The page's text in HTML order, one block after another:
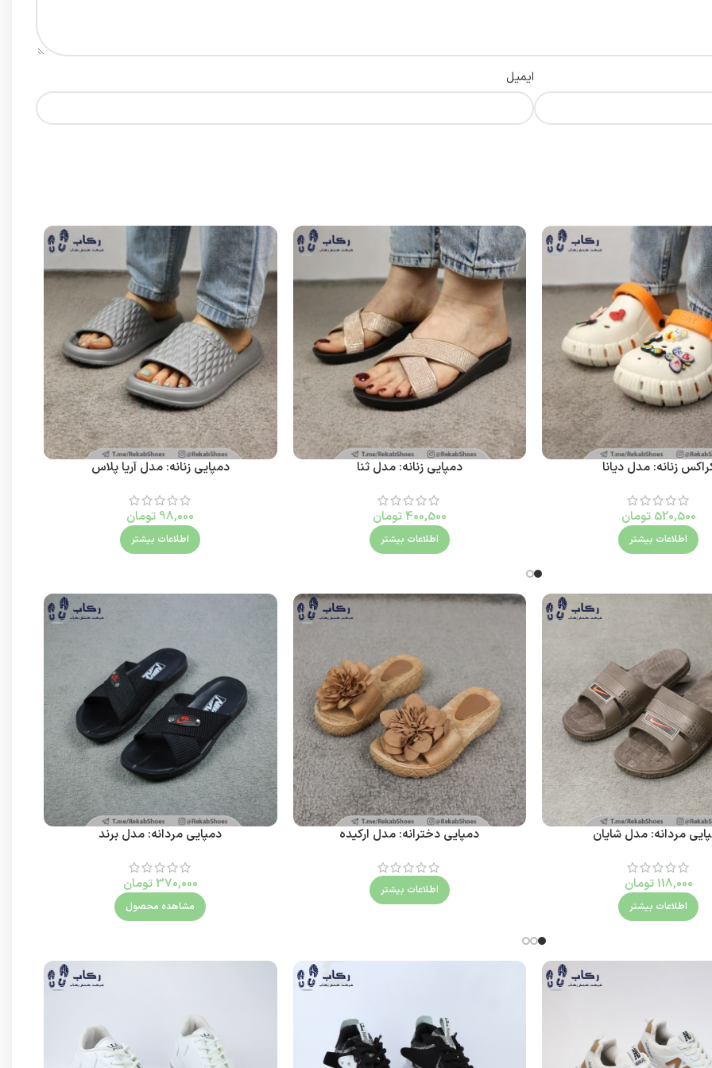
ایمیل
زنانه: مدل دیانا
520,500 تومان
اطلاعات بیشتر
دمپایی زنانه: مدل ثنا
400,500 تومان
اطلاعات بیشتر
دمپایی زنانه: مدل آریا پلاس
98,000 تومان
اطلاعات بیشتر
مردانه: مدل شایان
118,000تومان
اطلاعات بیشتر
دمپایی دخترانه: مدل ارکیده
اطلاعات بیشتر
دمپایی مردانه: مدل برند
370,000 تومان
مشاهده محصول